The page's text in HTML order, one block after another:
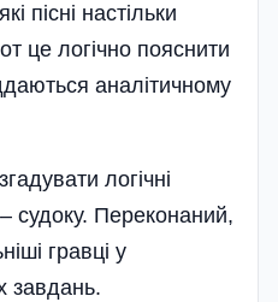
пісні настільки
це логічно пояснити
аналітичному
логічні
судоку. Переконаний,
гравці у
завдань.